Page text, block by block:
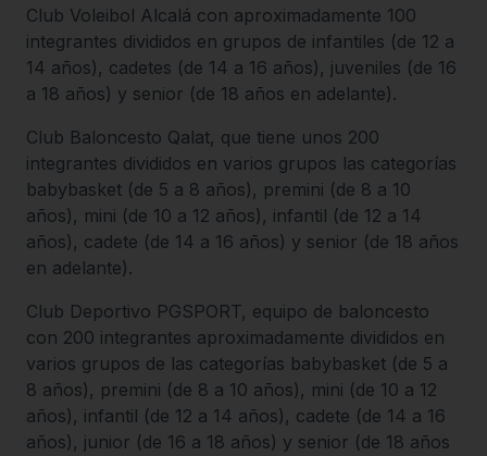
Club Voleibol Alcalá con aproximadamente 100
integrantes divididos en grupos de infantiles (de 12 a
14 años), cadetes (de 14 a 16 años), juveniles (de 16
a 18 años) y senior (de 18 años en adelante).
Club Baloncesto Qalat, que tiene unos 200
integrantes divididos en varios grupos las categorías
babybasket (de 5 a 8 años), premini (de 8 a 10
años), mini (de 10 a 12 años), infantil (de 12 a 14
años), cadete (de 14 a 16 años) y senior (de 18 años
en adelante).
Club Deportivo PGSPORT, equipo de baloncesto
con 200 integrantes aproximadamente divididos en
varios grupos de las categorías babybasket (de 5 a
8 años), premini (de 8 a 10 años), mini (de 10 a 12
años), infantil (de 12 a 14 años), cadete (de 14 a 16
años), junior (de 16 a 18 años) y senior (de 18 años